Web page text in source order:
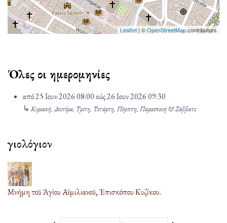
Leaflet| ©OpenStreetMapcontributors
Όλες οι ημερομηνίες
από25 Ιουν 202608:00 εώς26 Ιουν 202609:30
↳ Κυριακή, Δευτέρα, Τρίτη, Τετάρτη, Πέμπτη, Παρασκευή & Σάββατο
Ἁγιολόγιον
08
Αυγ
Μνήμη τοῦ Ἁγίου Αἰμιλιανοῦ, Ἐπισκόπου Κυζίκου.